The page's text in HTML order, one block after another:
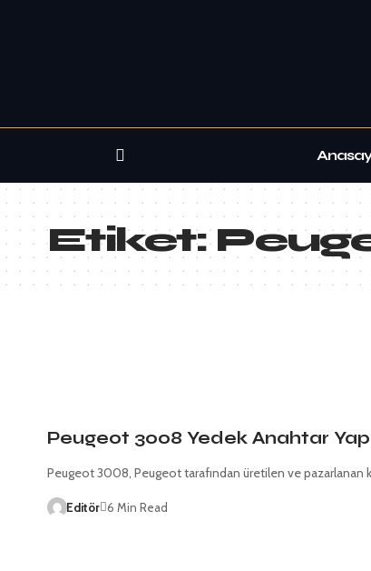
Etiket:
Peugeot 3008 Yedek Anahtar
Peugeot 3008, Peugeot tarafından üretilen ve pazarlanan
Editör 6 Min Read